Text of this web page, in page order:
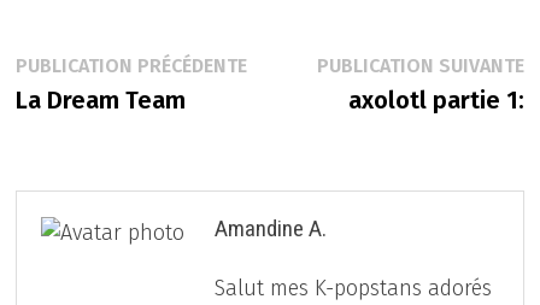
Navigation
de
PUBLICATION PRÉCÉDENTEPublication
précédente :
La Dream Team
PUBLICATION SUIVANTE
axolotl partie 1:
Amandine A.
Salut mes K-popstans adorés